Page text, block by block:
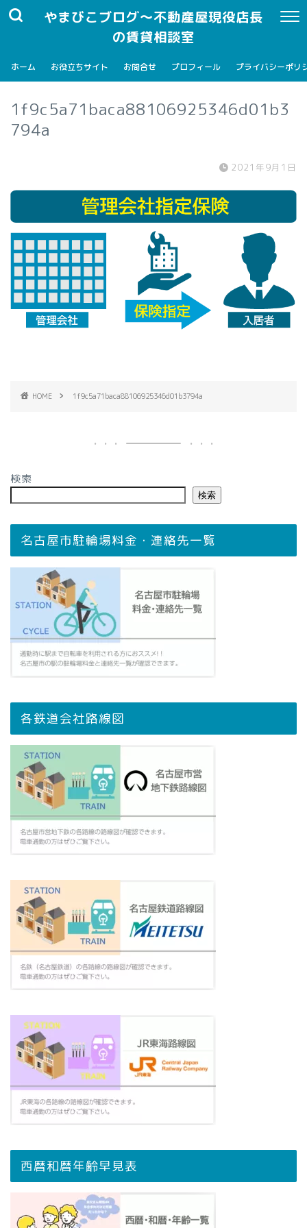
やまびこブログ～不動産屋現役店長
の賃貸相談室
ホーム お役立ちサイト お問合せ プロフィール プライバシーポリ
1f9c5a71baca88106925346d01b3
794a
2021年9月1日
HOME 1f9c5a71baca88106925346d01b3794a
検索
検索
名古屋市駐輪場料金・連絡先一覧
各鉄道会社路線図
西暦和暦年齢早見表